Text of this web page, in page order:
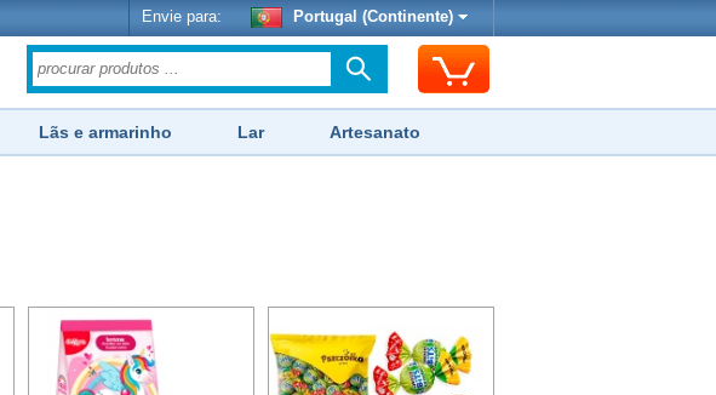
Envie para: Portugal (Continente)
Lãs e armarinho Lar Artesanato